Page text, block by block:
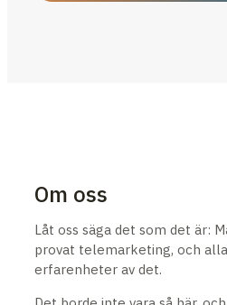
Om oss
Låt oss säga det som det är:
provat telemarketing, och
erfarenheter av det.